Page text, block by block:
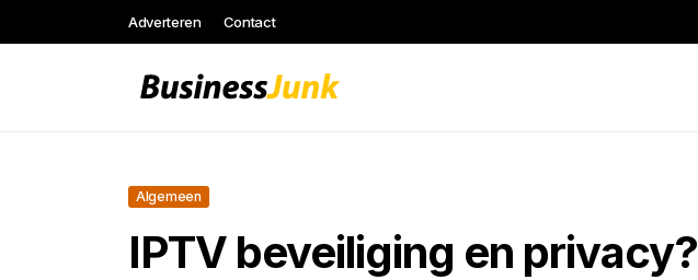
Adverteren Contact
Algemeen
IPTV beveiliging en privacy?